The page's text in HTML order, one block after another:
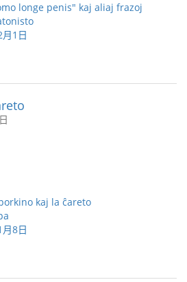
longe penis" kaj aliaj frazoj
1日
kaj la ĉareto
8日